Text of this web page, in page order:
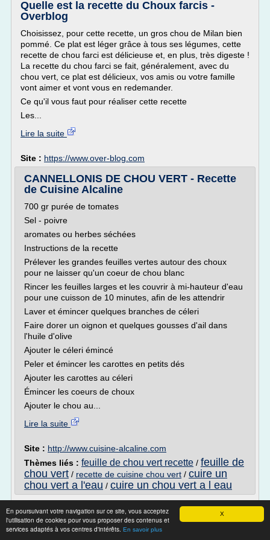
X
En poursuivant votre navigation sur ce site, vous acceptez
l'utilisation de cookies pour vous proposer des contenus et
services adaptés à vos centres d'intérêts. En savoir plus
Quelle est la recette du Choux farcis -
Overblog
Choisissez, pour cette recette, un gros chou de Milan bien
pommé. Ce plat est léger grâce à tous ses légumes, cette
recette de chou farci est délicieuse et, en plus, très digeste !
La recette du chou farci se fait, généralement, avec du
chou vert, ce plat est délicieux, vos amis ou votre famille
vont aimer et vont vous en redemander.
Ce qu'il vous faut pour réaliser cette recette
Les...
Lire la suite
Site : https://www.over-blog.com
CANNELLONIS DE CHOU VERT - Recette
de Cuisine Alcaline
700 gr purée de tomates
Sel - poivre
aromates ou herbes séchées
Instructions de la recette
Prélever les grandes feuilles vertes autour des choux
pour ne laisser qu'un coeur de chou blanc
Rincer les feuilles larges et les couvrir à mi-hauteur d'eau
pour une cuisson de 10 minutes, afin de les attendrir
Laver et émincer quelques branches de céleri
Faire dorer un oignon et quelques gousses d'ail dans
l'huile d'olive
Ajouter le céleri émincé
Peler et émincer les carottes en petits dés
Ajouter les carottes au céleri
Émincer les coeurs de choux
Ajouter le chou au...
Lire la suite
Site : http://www.cuisine-alcaline.com
Thèmes liés : feuille de chou vert recette / feuille de
chou vert / recette de cuisine chou vert / cuire un
chou vert a l'eau / cuire un chou vert a l eau
Choux de Bruxelles : les recettes - rustica.fr
Set de cuisine : tablier + gant + manique - 14EUR63